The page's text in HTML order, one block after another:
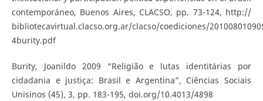
contemporáneo, Buenos Aires, CLACSO, pp. 73-124, http://
bibliotecavirtual.clacso.org.ar/clacso/coediciones/
4burity.pdf
Burity, Joanildo 2009 “Religião e lutas identitárias por
cidadania e justiça: Brasil e Argentina”, Ciências Sociais
Unisinos (45), 3, pp. 183-195, doi.org/10.4013/4898